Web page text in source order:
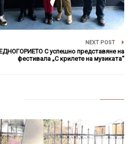
NEXT POST
С успешно представяне на
фестивала „С крилете на музиката“